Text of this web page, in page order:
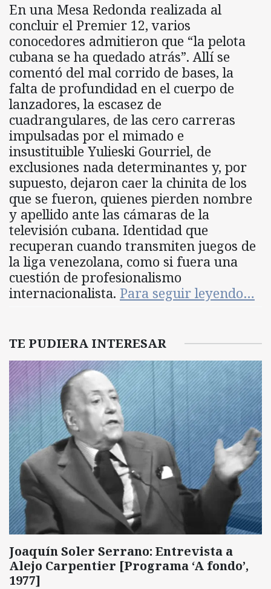
En una Mesa Redonda realizada al
concluir el Premier 12, varios
conocedores admitieron que “la pelota
cubana se ha quedado atrás”. Allí se
comentó del mal corrido de bases, la
falta de profundidad en el cuerpo de
lanzadores, la escasez de
cuadrangulares, de las cero carreras
impulsadas por el mimado e
insustituible Yulieski Gourriel, de
exclusiones nada determinantes y, por
supuesto, dejaron caer la chinita de los
que se fueron, quienes pierden nombre
y apellido ante las cámaras de la
televisión cubana. Identidad que
recuperan cuando transmiten juegos de
la liga venezolana, como si fuera una
cuestión de profesionalismo
internacionalista. Para seguir leyendo…
TE PUDIERA INTERESAR
Joaquín Soler Serrano: Entrevista a
Alejo Carpentier [Programa ‘A fondo’,
1977]